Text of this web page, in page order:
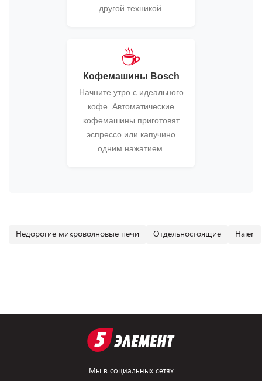
другой техникой.
☕
Кофемашины Bosch
Начните утро с идеального
кофе. Автоматические
кофемашины приготовят
эспрессо или капучино
одним нажатием.
Недорогие микроволновые печи Отдельностоящие Haier
Мы в социальных сетях